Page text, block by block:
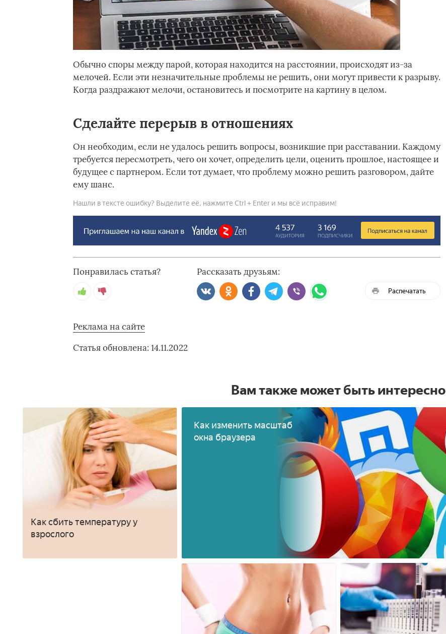
Обычно споры между парой, которая находится на расстоянии, происходят из-за
мелочей. Если эти незначительные проблемы не решить, они могут привести к разрыву.
Когда раздражают мелочи, остановитесь и посмотрите на картину в целом.
Сделайте перерыв в отношениях
Он необходим, если не удалось решить вопросы, возникшие при расставании. Каждому
требуется пересмотреть, чего он хочет, определить цели, оценить прошлое, настоящее и
будущее с партнером. Если тот думает, что проблему можно решить разговором, дайте
ему шанс.
Нашли в тексте ошибку? Выделите её, нажмите Ctrl + Enter и мы всё исправим!
Понравилась статья? Рассказать друзьям:
Распечатать
Реклама на сайте
Статья обновлена: 14.11.2022
Вам также может быть интересно
Как сбить температуру у
взрослого
Как изменить масштаб
окна браузера